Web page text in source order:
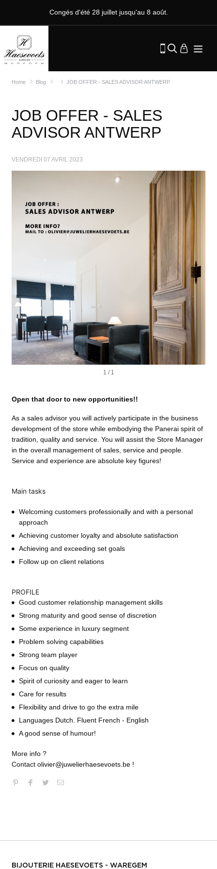
Congés d'été 28 juillet jusqu'au 8 août.
Home Blog JOB OFFER - SALES ADVISOR ANTWERP
JOB OFFER - SALES
ADVISOR ANTWERP
VENDREDI 07 AVRIL 2023
1 / 1
Open that door to new opportunities!!
As a sales advisor you will actively participate in the business
development of the store while embodying the Panerai spirit of
tradition, quality and service. You will assist the Store Manager
in the overall management of sales, service and people.
Service and experience are absolute key figures!
Main tasks
Welcoming customers professionally and with a personal
approach
Achieving customer loyalty and absolute satisfaction
Achieving and exceeding set goals
Follow up on client relations
PROFILE
Good customer relationship management skills
Strong maturity and good sense of discretion
Some experience in luxury segment
Problem solving capabilities
Strong team player
Focus on quality
Spirit of curiosity and eager to learn
Care for results
Flexibility and drive to go the extra mile
Languages Dutch. Fluent French - English
A good sense of humour!
More info ?
Contact olivier@juwelierhaesevoets.be !
BIJOUTERIE HAESEVOETS - WAREGEM